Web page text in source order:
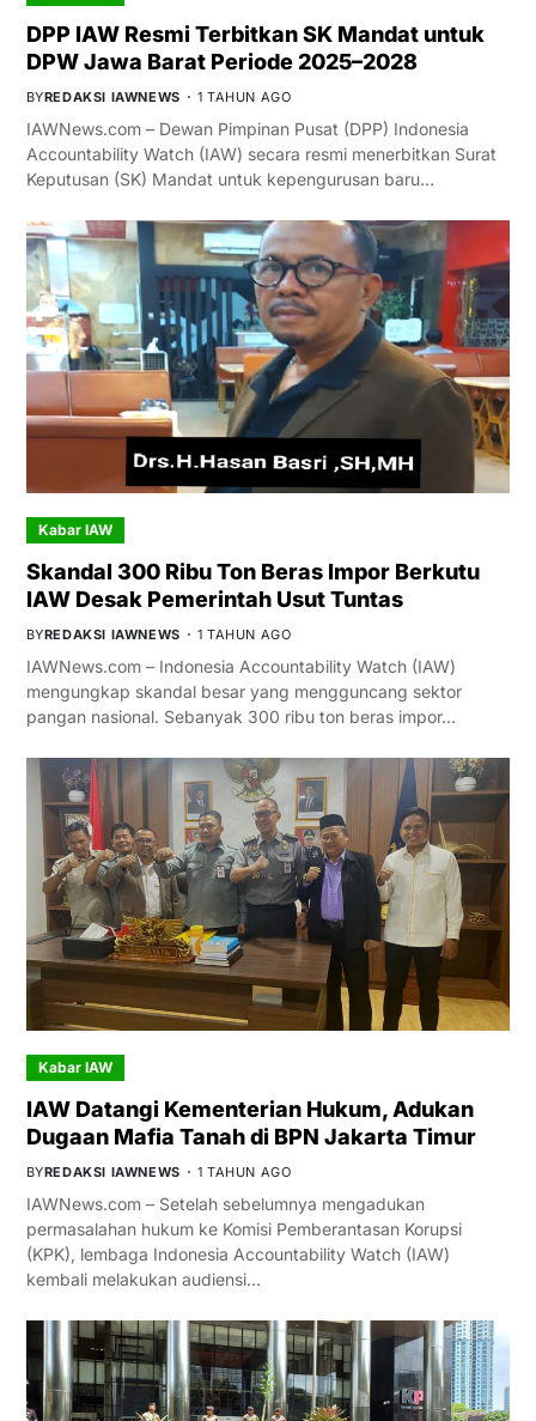
DPP IAW Resmi Terbitkan SK Mandat untuk
DPW Jawa Barat Periode 2025–2028
BYREDAKSI IAWNEWS 1 TAHUN AGO
IAWNews.com – Dewan Pimpinan Pusat (DPP) Indonesia
Accountability Watch (IAW) secara resmi menerbitkan Surat
Keputusan (SK) Mandat untuk kepengurusan baru…
Kabar IAW
Skandal 300 Ribu Ton Beras Impor Berkutu
IAW Desak Pemerintah Usut Tuntas
BYREDAKSI IAWNEWS 1 TAHUN AGO
IAWNews.com – Indonesia Accountability Watch (IAW)
mengungkap skandal besar yang mengguncang sektor
pangan nasional. Sebanyak 300 ribu ton beras impor…
Kabar IAW
IAW Datangi Kementerian Hukum, Adukan
Dugaan Mafia Tanah di BPN Jakarta Timur
BYREDAKSI IAWNEWS 1 TAHUN AGO
IAWNews.com – Setelah sebelumnya mengadukan
permasalahan hukum ke Komisi Pemberantasan Korupsi
(KPK), lembaga Indonesia Accountability Watch (IAW)
kembali melakukan audiensi…